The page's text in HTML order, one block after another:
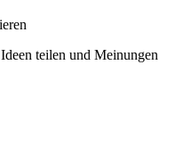
Ideen teilen und Meinungen